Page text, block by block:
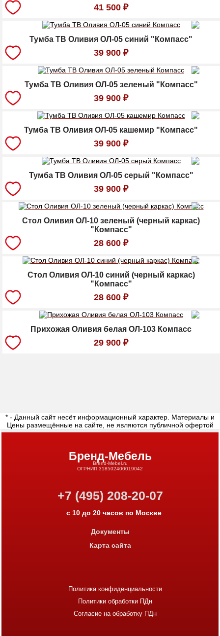
41 500 ₽
Тумба ТВ Оливия ОЛ-05 синий "Компасс"
39 900 ₽
Тумба ТВ Оливия ОЛ-05 зеленый "Компасс"
39 900 ₽
Тумба ТВ Оливия ОЛ-05 кашемир "Компасс"
39 900 ₽
Тумба ТВ Оливия ОЛ-05 серый "Компасс"
39 900 ₽
Стол Оливия ОЛ-10 зеленый (черный каркас)
"Компасс"
28 600 ₽
Стол Оливия ОЛ-10 синий (черный каркас)
"Компасс"
28 600 ₽
Прихожая Оливия белая ОЛ-103 Компасс
29 900 ₽
* - Данный сайт несёт информационный характер. Материалы и
Цены размещённые на сайте, не являются публичной офертой
Бренд-Мебель
Brend-Mebel.ru
ОГРНИП 318502400019042
Политика конфиденциальности
Политики обработки ПДн
Согласие на обработку ПДн
+7 (495) 208-20-07
с 10 до 20 часов по Москве
Документы
Карта сайта